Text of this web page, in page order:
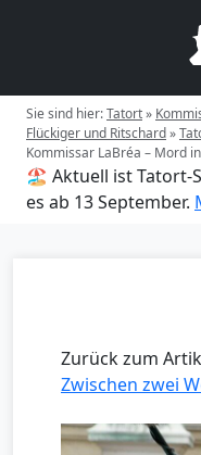
Sie sind hier:Tatort»
Flückiger und Ritschard»
Kommissar LaBréa – Mord
🏖️ Aktuell ist Tatort-
es ab 13 September.
Zurück zum
Zwischen zwei